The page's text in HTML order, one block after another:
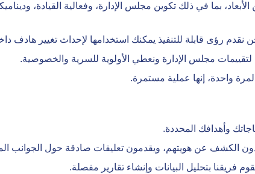
بما في ذلك تكوين مجلس الإدارة، وفعالية القيادة،
نقدم رؤى قابلة للتنفيذ يمكنك استخدامها لإحداث تغيير هادف
مجلس الإدارة ونعطي الأولوية للسرية والخصوصية.
واحدة، إنها عملية مستمرة.
وأهدافك المحددة.
الكشف عن هويتهم، ويقدمون تعليقات صادقة حول الجوانب
فريقنا بتحليل البيانات وإنشاء تقارير مفصلة.